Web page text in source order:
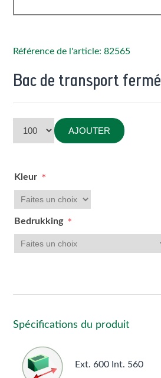
Référence de l'article: 82565
Bac de transport fermé
AJOUTER
Kleur *
Bedrukking *
Spécifications du produit
Ext. 600 Int. 560